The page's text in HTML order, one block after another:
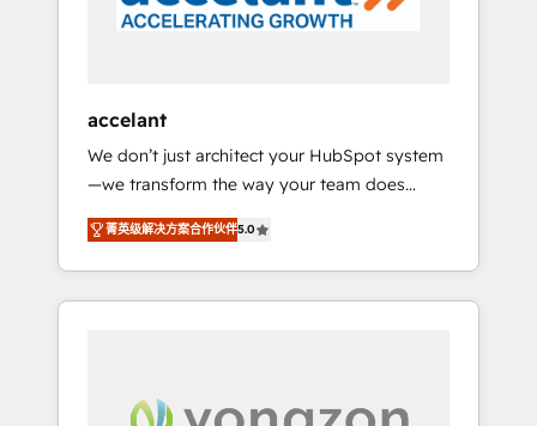
record that speaks for itself. One company,
Singapore, and South Africa. Certified
compliant with ISO/IEC 27001:2022 and ISO
9001:2015 across all seven international
offices and 175+ employees.
accelant
We don’t just architect your HubSpot system
—we transform the way your team does
business. As an Elite HubSpot Solutions
Partner, we specialize in creating tailored,
end-to-end CRM solutions that accelerate
growth, improve operational efficiency, and
time to deeply understand your unique
菁英级解决方案合作伙伴5.0